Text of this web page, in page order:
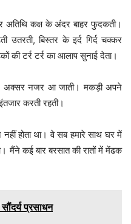
अतिथि कक्ष के अंदर बाहर फुदकती।
बिस्तर के इर्द गिर्द चक्कर
की टर्र टर्र का आलाप सुनाई देता।
अक्सर नजर आ जाती। मकड़ी अपने
करती रहती।
होता था। वे सब हमारे साथ घर में
मैंने कई बार बरसात की रातों में मेंढक
प्रसाधन